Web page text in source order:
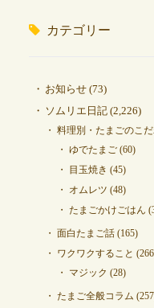
カテゴリー
お知らせ(73)
ソムリエ日記(2,226)
料理別・たまごのこだ
ゆでたまご(60)
目玉焼き (45)
オムレツ (48)
たまごかけごはん
面白たまご話(165)
ワクワクすること
マジック (28)
たまご全般コラム